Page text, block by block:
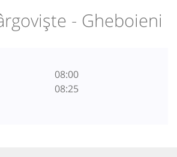
- Gheboieni
08:00
08:25